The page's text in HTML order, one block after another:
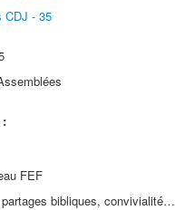
CDJ - 35
:
FEF
bibliques, convivialité…